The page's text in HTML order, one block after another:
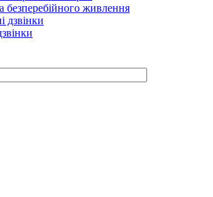
безперебійного живлення